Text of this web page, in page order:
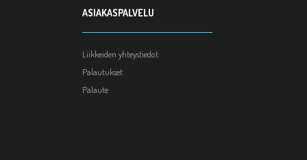
ASIAKASPALVELU
Liikkeiden yhteystiedot
Palautukset
Palaute